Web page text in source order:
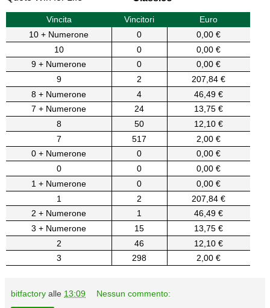
Vincita Vincitori
Euro
10 + Numerone
0
0,00 €
10
0
0,00 €
9 + Numerone
0
0,00 €
9
2
207,84 €
8 + Numerone
4
46,49 €
7 + Numerone
24
13,75 €
8
50
12,10 €
7
517
2,00 €
0 + Numerone
0
0,00 €
0
0
0,00 €
1 + Numerone
0
0,00 €
1
2
207,84 €
2 + Numerone
1
46,49 €
3 + Numerone
15
13,75 €
2
46
12,10 €
3
298 2,00 €
bitfactory alle 13:09 Nessun commento: